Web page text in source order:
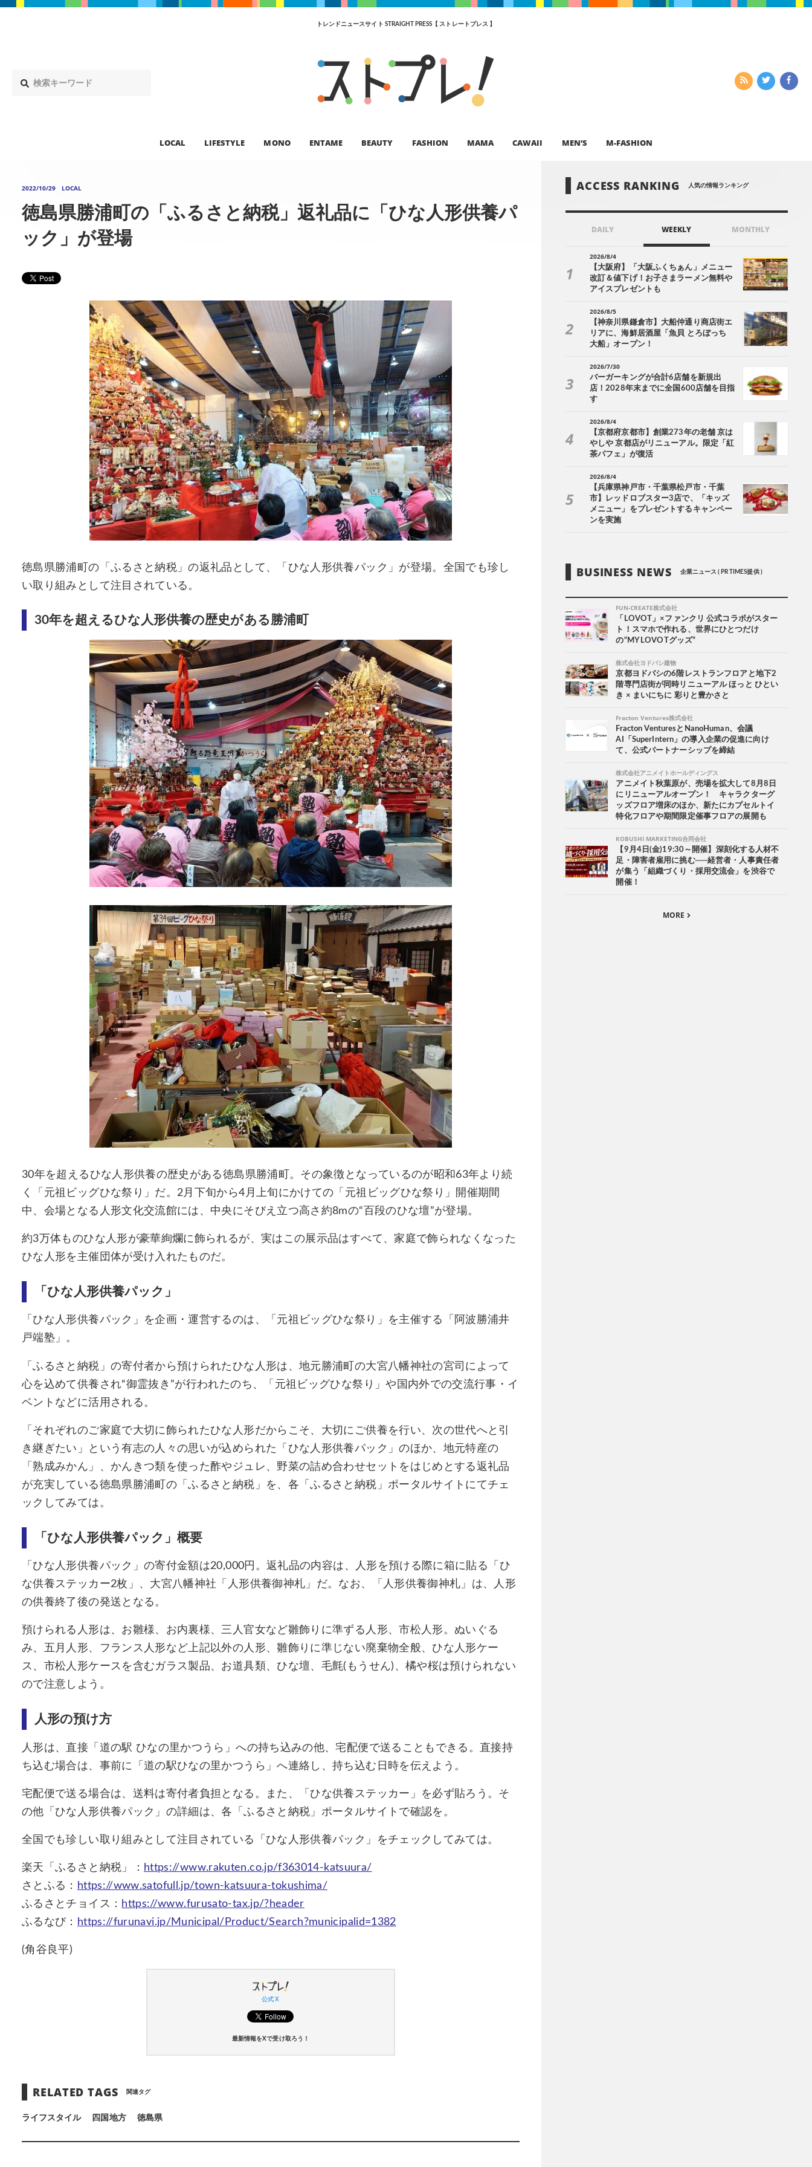
トレンドニュースサイト STRAIGHT PRESS【 ストレートプレス 】
LOCAL LIFESTYLE MONO ENTAME BEAUTY FASHION MAMA CAWAII MEN’S M-FASHION
2022/10/29 LOCAL
徳島県勝浦町の「ふるさと納税」返礼品に「ひな人形供養パ
ック」が登場
徳島県勝浦町の「ふるさと納税」の返礼品として、「ひな人形供養パック」が登場。全国でも珍し
い取り組みとして注目されている。
30年を超えるひな人形供養の歴史がある勝浦町
30年を超えるひな人形供養の歴史がある徳島県勝浦町。その象徴となっているのが昭和63年より続
く「元祖ビッグひな祭り」だ。2月下旬から4月上旬にかけての「元祖ビッグひな祭り」開催期間
中、会場となる人形文化交流館には、中央にそびえ立つ高さ約8mの“百段のひな壇”が登場。
約3万体ものひな人形が豪華絢爛に飾られるが、実はこの展示品はすべて、家庭で飾られなくなった
ひな人形を主催団体が受け入れたものだ。
「ひな人形供養パック」
「ひな人形供養パック」を企画・運営するのは、「元祖ビッグひな祭り」を主催する「阿波勝浦井
戸端塾」。
「ふるさと納税」の寄付者から預けられたひな人形は、地元勝浦町の大宮八幡神社の宮司によって
心を込めて供養され“御霊抜き”が行われたのち、「元祖ビッグひな祭り」や国内外での交流行事・イ
ベントなどに活用される。
「それぞれのご家庭で大切に飾られたひな人形だからこそ、大切にご供養を行い、次の世代へと引
き継ぎたい」という有志の人々の思いが込められた「ひな人形供養パック」のほか、地元特産の
「熟成みかん」、かんきつ類を使った酢やジュレ、野菜の詰め合わせセットをはじめとする返礼品
が充実している徳島県勝浦町の「ふるさと納税」を、各「ふるさと納税」ポータルサイトにてチェ
ックしてみては。
「ひな人形供養パック」概要
「ひな人形供養パック」の寄付金額は20,000円。返礼品の内容は、人形を預ける際に箱に貼る「ひ
な供養ステッカー2枚」、大宮八幡神社「人形供養御神札」だ。なお、「人形供養御神札」は、人形
の供養終了後の発送となる。
預けられる人形は、お雛様、お内裏様、三人官女など雛飾りに準ずる人形、市松人形。ぬいぐる
み、五月人形、フランス人形など上記以外の人形、雛飾りに準じない廃棄物全般、ひな人形ケー
ス、市松人形ケースを含むガラス製品、お道具類、ひな壇、毛氈(もうせん)、橘や桜は預けられない
ので注意しよう。
人形の預け方
人形は、直接「道の駅 ひなの里かつうら」への持ち込みの他、宅配便で送ることもできる。直接持
ち込む場合は、事前に「道の駅ひなの里かつうら」へ連絡し、持ち込む日時を伝えよう。
宅配便で送る場合は、送料は寄付者負担となる。また、「ひな供養ステッカー」を必ず貼ろう。そ
の他「ひな人形供養パック」の詳細は、各「ふるさと納税」ポータルサイトで確認を。
全国でも珍しい取り組みとして注目されている「ひな人形供養パック」をチェックしてみては。
楽天「ふるさと納税」：
https://www.rakuten.co.jp/f363014-katsuura/
さとふる：
https://www.satofull.jp/town-katsuura-tokushima/
ふるさとチョイス：
https://www.furusato-tax.jp/?header
ふるなび：
https://furunavi.jp/Municipal/Product/Search?municipalid=1382
(角谷良平)
公式 X
最新情報をXで受け取ろう！
RELATED TAGS 関連タグ
ライフスタイル 四国地方 徳島県
ACCESS RANKING 人気の情報ランキング
DAILY WEEKLY MONTHLY
2026/8/4
【大阪府】「大阪ふくちぁん」メニュー
改訂＆値下げ！お子さまラーメン無料や
アイスプレゼントも
2026/8/5
【神奈川県鎌倉市】大船仲通り商店街エ
リアに、海鮮居酒屋「魚貝 とろぼっち
大船」オープン！
2026/7/30
バーガーキングが合計6店舗を新規出
店！2028年末までに全国600店舗を目指
す
2026/8/4
【京都府京都市】創業273年の老舗 京は
やしや 京都店がリニューアル。限定「紅
茶パフェ」が復活
2026/8/4
【兵庫県神戸市・千葉県松戸市・千葉
市】レッドロブスター3店で、「キッズ
メニュー」をプレゼントするキャンペー
ンを実施
BUSINESS NEWS 企業ニュース ( PR TIMES提供 )
FUN-CREATE株式会社
「LOVOT」×ファンクリ 公式コラボがスター
ト！スマホで作れる、世界にひとつだけ
の“MY LOVOTグッズ”
株式会社ヨドバシ建物
京都ヨドバシの6階レストランフロアと地下2
階専門店街が同時リニューアル ほっと ひとい
き × まいにちに 彩りと豊かさと
Fracton Ventures株式会社
Fracton VenturesとNanoHuman、会議
AI「SuperIntern」の導入企業の促進に向け
て、公式パートナーシップを締結
株式会社アニメイトホールディングス
アニメイト秋葉原が、売場を拡大して8月8日
にリニューアルオープン！ キャラクターグ
ッズフロア増床のほか、新たにカプセルトイ
特化フロアや期間限定催事フロアの展開も
KOBUSHI MARKETING合同会社
【9月4日(金)19:30～開催】深刻化する人材不
足・障害者雇用に挑む──経営者・人事責任者
が集う「組織づくり・採用交流会」を渋谷で
開催！
MORE